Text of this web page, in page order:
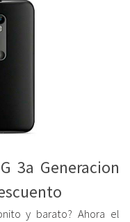
3a Generacion
y barato? Ahora el